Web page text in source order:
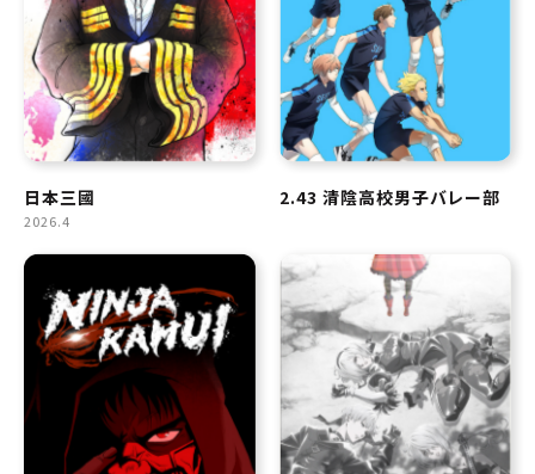
日本三國
2026.4
2.43 清陰高校男子バレー部